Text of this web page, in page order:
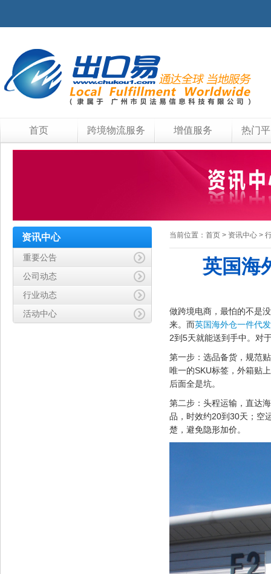
首页 跨境物流服务 增值服务 热门
资讯中心
重要公告
公司动态
行业动态
活动中心
当前位置： 首页 > 资讯中心 >
英国海
做跨境电商，最怕的不是
来。而英国海外仓一件代发
2到5天就能送到手中。对
第一步：选品备货，规范
唯一的SKU标签，外箱贴
后面全是坑。
第二步：头程运输，直达
品，时效约20到30天；空
楚，避免隐形加价。